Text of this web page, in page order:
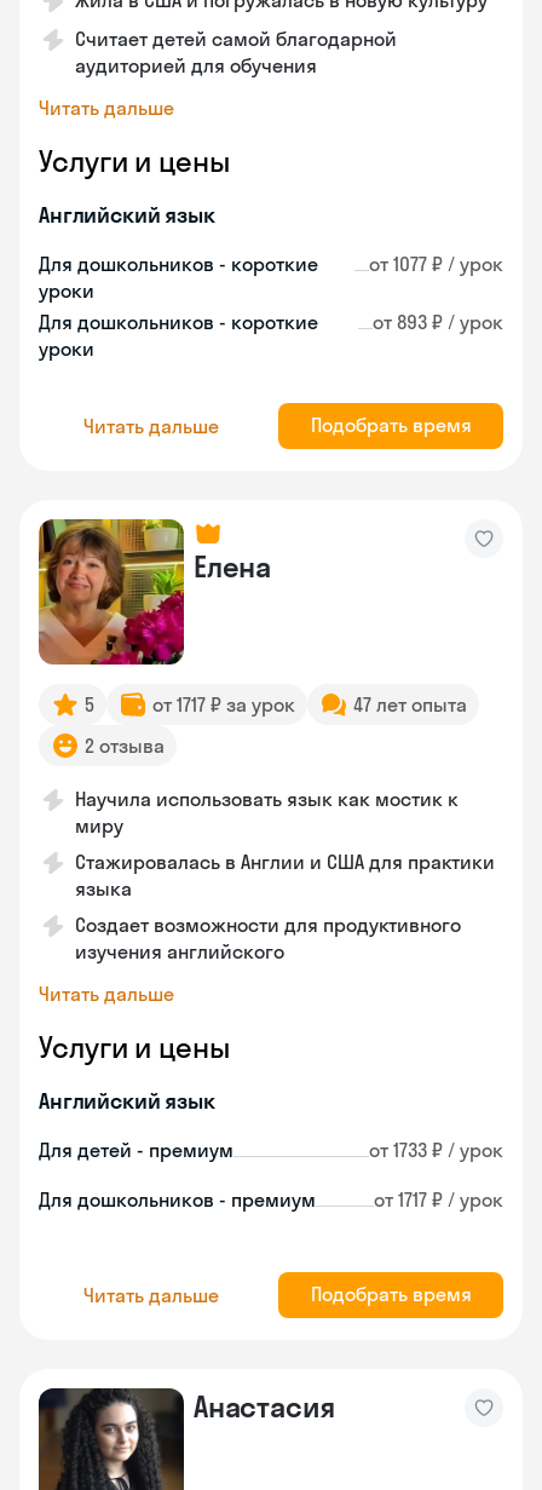
Считает детей самой благодарной
аудиторией для обучения
Читать дальше
Услуги и цены
Английский язык
Для дошкольников - короткие
уроки
от 1077 ₽ / урок
Для дошкольников - короткие
уроки
от 893 ₽ / урок
Читать дальше Подобрать время
Елена
5 от 1717 ₽ за урок
47 лет опыта
2 отзыва
Научила использовать язык как мостик к
миру
Стажировалась в Англии и США для практики
языка
Создает возможности для продуктивного
изучения английского
Читать дальше
Услуги и цены
Английский язык
Для детей - премиум от 1733 ₽ / урок
Для дошкольников - премиум от 1717 ₽ / урок
Читать дальше Подобрать время
Анастасия